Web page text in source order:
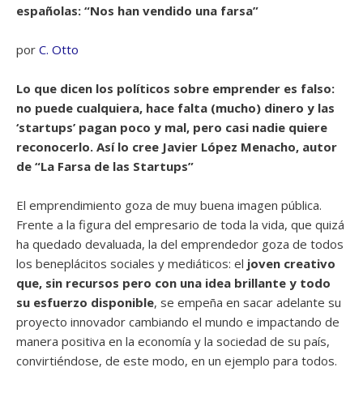
españolas: “Nos han vendido una farsa”
por C. Otto
Lo que dicen los políticos sobre emprender es falso:
no puede cualquiera, hace falta (mucho) dinero y las
‘startups’ pagan poco y mal, pero casi nadie quiere
reconocerlo. Así lo cree Javier López Menacho, autor
de “La Farsa de las Startups”
El emprendimiento goza de muy buena imagen pública.
Frente a la figura del empresario de toda la vida, que quizá
ha quedado devaluada, la del emprendedor goza de todos
los beneplácitos sociales y mediáticos: el joven creativo
que, sin recursos pero con una idea brillante y todo
su esfuerzo disponible, se empeña en sacar adelante su
proyecto innovador cambiando el mundo e impactando de
manera positiva en la economía y la sociedad de su país,
convirtiéndose, de este modo, en un ejemplo para todos.